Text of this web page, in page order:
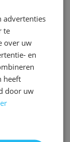
advertenties
te
over uw
en
heeft
door uw